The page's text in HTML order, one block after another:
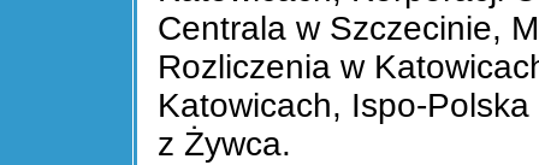
Centrala w Szczecinie,
Rozliczenia w
Katowicach, Ispo-
z Żywca.